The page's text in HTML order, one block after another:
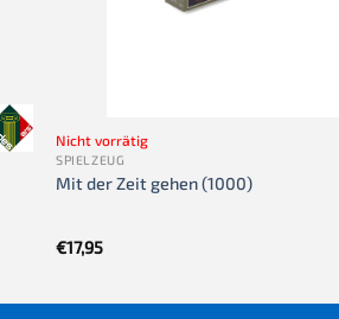
Nicht vorrätig
SPIELZEUG
Mit der Zeit gehen (1000)
€17,95